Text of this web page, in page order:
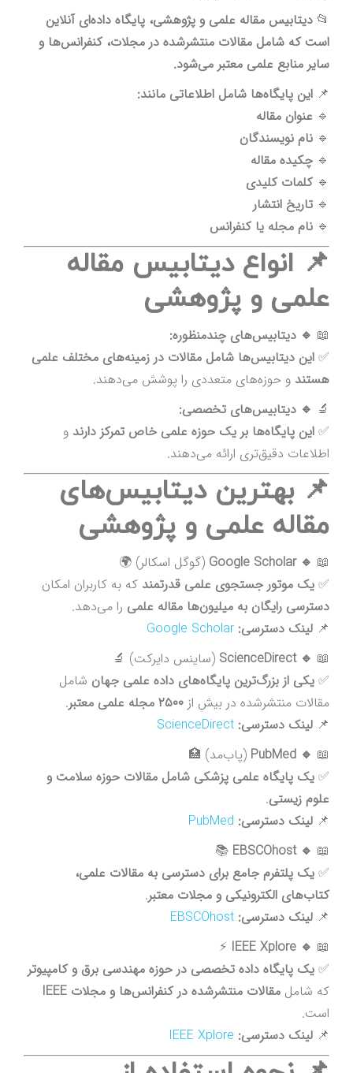
📂 دیتابیس مقاله علمی و پژوهشی، پایگاه داده‌ای آنلاین
است که شامل مقالات منتشرشده در مجلات، کنفرانس‌ها و
سایر منابع علمی معتبر می‌شود.
📌 این پایگاه‌ها شامل اطلاعاتی مانند:
🔹 عنوان مقاله
🔹 نام نویسندگان
🔹 چکیده مقاله
🔹کلمات کلیدی
🔹 تاریخ انتشار
🔹 نام مجله یا کنفرانس
📌 انواع دیتابیس مقاله
علمی و پژوهشی
📖 🔹 دیتابیس‌های چندمنظوره:
✅ این دیتابیس‌ها شامل مقالات در زمینه‌های مختلف علمی
هستند و حوزه‌های متعددی را پوشش می‌دهند.
🔬 🔹 دیتابیس‌های تخصصی:
✅ این پایگاه‌ها بر یک حوزه علمی خاص تمرکز دارند و
اطلاعات دقیق‌تری ارائه می‌دهند.
📌 بهترین دیتابیس‌های
مقاله علمی و پژوهشی
📖
🔹 Google Scholar
(گوگل اسکالر) 🌍
✅ یک موتور جستجوی علمی قدرتمند که به کاربران امکان
دسترسی رایگان به میلیون‌ها مقاله علمی را می‌دهد.
📌 لینک دسترسی: Google Scholar
📖
🔹 ScienceDirect
(ساینس دایرکت) 🔬
✅ یکی از بزرگ‌ترین پایگاه‌های داده علمی جهان شامل
مقالات منتشرشده در بیش از ۲۵۰۰ مجله علمی معتبر
.
📌 لینک دسترسی: ScienceDirect
📖
🔹 PubMed
(پاب‌مد) 🏥
✅ یک پایگاه علمی پزشکی شامل مقالات حوزه سلامت و
علوم زیستی.
📌 لینک دسترسی: PubMed
📖
🔹 EBSCOhost
📚
✅ یک پلتفرم جامع برای دسترسی به مقالات علمی،
کتاب‌های الکترونیکی و مجلات معتبر.
📌 لینک دسترسی: EBSCOhost
📖
🔹 IEEE Xplore
⚡
✅ یک پایگاه داده تخصصی در حوزه مهندسی برق و کامپیوتر
که شامل مقالات منتشرشده در کنفرانس‌ها و مجلات IEEE
است.
📌 لینک دسترسی: IEEE Xplore